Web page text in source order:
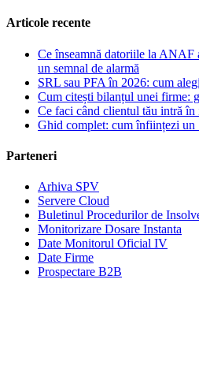
Articole recente
Ce înseamnă datoriile la ANAF
un semnal de alarmă
SRL sau PFA în 2026: cum
Cum citești bilanțul unei firme:
Ce faci când clientul tău intră în
Ghid complet: cum înființezi un
Parteneri
Arhiva SPV
Servere Cloud
Buletinul Procedurilor de
Monitorizare Dosare Instanta
Date Monitorul Oficial IV
Date Firme
Prospectare B2B